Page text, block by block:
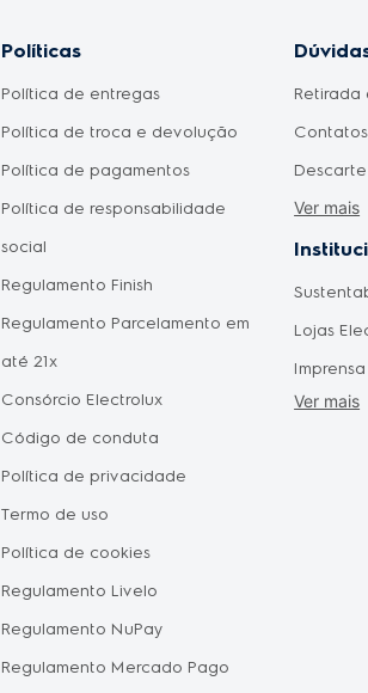
Políticas
Política de entregas
Política de troca e devolução
Política de pagamentos
Política de responsabilidade
social
Regulamento Finish
Regulamento Parcelamento em
até 21x
Consórcio Electrolux
Código de conduta
Política de privacidade
Termo de uso
Política de cookies
Regulamento Livelo
Regulamento NuPay
Regulamento Mercado Pago
Retirada
Meu
Como
Ver mais
Lojas
Imprensa
Ver mais